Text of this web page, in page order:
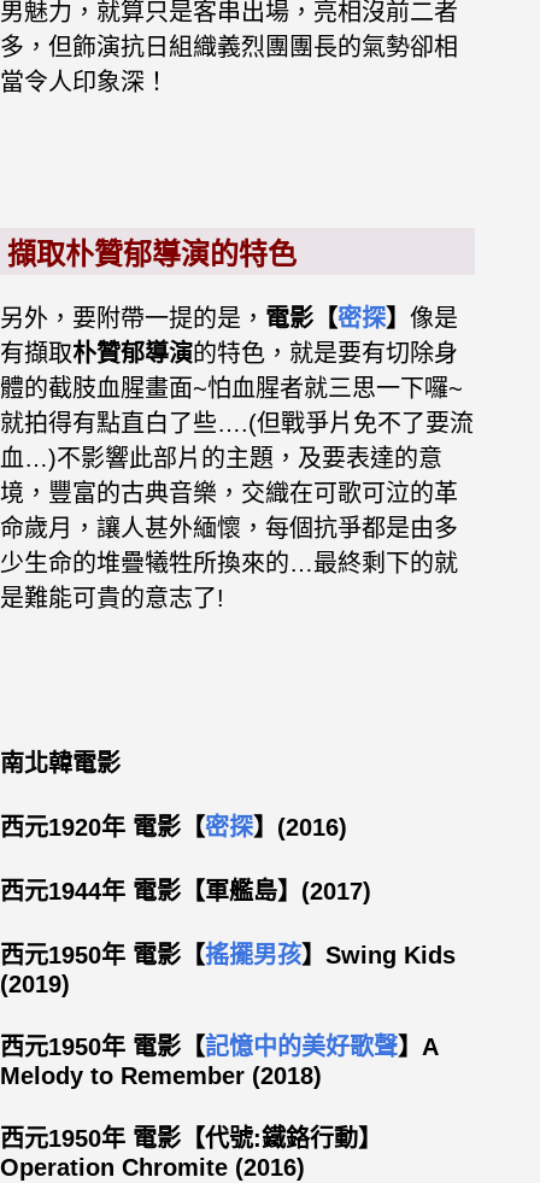
男魅力，就算只是客串出場，亮相沒前二者
多，但飾演抗日組織義烈團團長的氣勢卻相
當令人印象深！
擷取朴贊郁導演的特色
另外，要附帶一提的是， 電影【密探】 像是
有擷取朴贊郁導演的特色，就是要有切除身
體的截肢血腥畫面~怕血腥者就三思一下囉~
就拍得有點直白了些….(但戰爭片免不了要流
血…)不影響此部片的主題，及要表達的意
境，豐富的古典音樂，交織在可歌可泣的革
命歲月，讓人甚外緬懷，每個抗爭都是由多
少生命的堆疊犧牲所換來的…最終剩下的就
是難能可貴的意志了!
南北韓電影
西元1920年 電影【密探】(2016)
西元1944年 電影【軍艦島】(2017)
西元1950年 電影【搖擺男孩】Swing Kids
(2019)
西元1950年 電影【記憶中的美好歌聲】A
Melody to Remember (2018)
西元1950年 電影【代號:鐵鉻行動】
Operation Chromite (2016)